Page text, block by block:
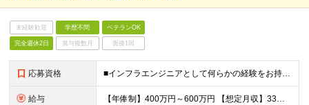
未経験歓迎 学歴不問 ベテランOK
完全週休2日 賞与複数月 面接1回
応募資格 ■インフラエンジニアとして何らかの経験をお持ちの方 ∟運用や保守の方も歓迎します！業界/担当フェーズは問いません 100％チーム配属なので、サポート体制が整っています！ ■学歴不問 ＜こんな想い
給与 【年俸制】400万円～600万円 【想定月収】33万3,350円～50万円 ※経験・スキル・保有資格などを考慮して決定します。 ※月額給与は年俸の12分の1を毎月支給します。 ※年俸には前払退職金、住